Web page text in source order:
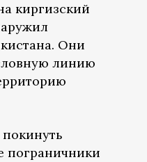
киргизский
Они
линию
пограничники